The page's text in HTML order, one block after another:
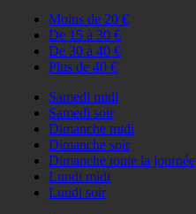
Moins de 20 €
De 15 à 30 €
De 30 à 40 €
Plus de 40 €
Samedi midi
Samedi soir
Dimanche midi
Dimanche soir
Dimanche toute la journée
Lundi midi
Lundi soir